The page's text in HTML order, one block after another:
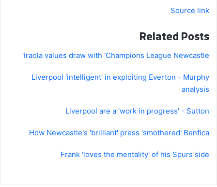
Source link
Related Posts
Iraola values draw with 'Champions League Newcastle'
Liverpool 'intelligent' in exploiting Everton - Murphy
analysis
Liverpool are a 'work in progress' - Sutton
How Newcastle's 'brilliant' press 'smothered' Benfica
Frank 'loves the mentality' of his Spurs side